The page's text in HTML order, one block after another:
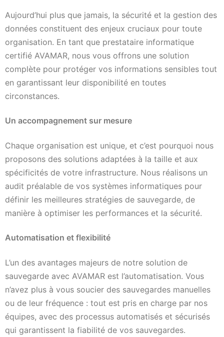
Aujourd’hui plus que jamais, la sécurité et la gestion des
données constituent des enjeux cruciaux pour toute
organisation. En tant que prestataire informatique
certifié AVAMAR, nous vous offrons une solution
complète pour protéger vos informations sensibles tout
en garantissant leur disponibilité en toutes
circonstances.
Un accompagnement sur mesure
Chaque organisation est unique, et c’est pourquoi nous
proposons des solutions adaptées à la taille et aux
spécificités de votre infrastructure. Nous réalisons un
audit préalable de vos systèmes informatiques pour
définir les meilleures stratégies de sauvegarde, de
manière à optimiser les performances et la sécurité.
Automatisation et flexibilité
L’un des avantages majeurs de notre solution de
sauvegarde avec AVAMAR est l’automatisation. Vous
n’avez plus à vous soucier des sauvegardes manuelles
ou de leur fréquence : tout est pris en charge par nos
équipes, avec des processus automatisés et sécurisés
qui garantissent la fiabilité de vos sauvegardes.